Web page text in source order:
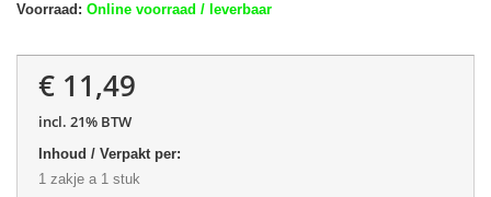
Voorraad: Online voorraad / leverbaar
€ 11,49
incl. 21% BTW
Inhoud / Verpakt per:
1 zakje a 1 stuk